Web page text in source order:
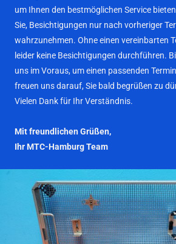
um Ihnen den bestmöglichen Service
Sie, Besichtigungen nur nach vorheriger
wahrzunehmen. Ohne einen vereinbarten
leider keine Besichtigungen durchführen.
uns im Voraus, um einen passenden
freuen uns darauf, Sie bald begrüßen zu
Vielen Dank für Ihr Verständnis.
Mit freundlichen Grüßen,
Ihr MTC-Hamburg Team